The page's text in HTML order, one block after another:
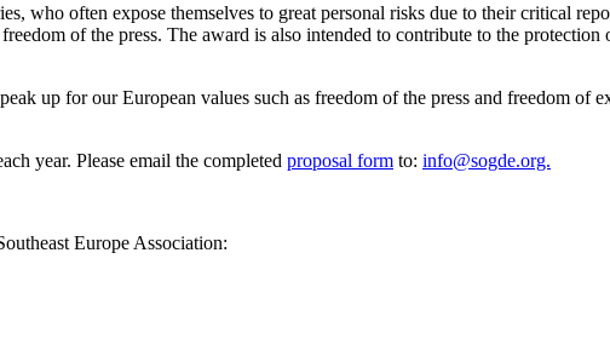
who often expose themselves to great personal risks due to their critical
of the press. The award is also intended to contribute to the
up for our European values such as freedom of the press and freedom of
year. Please email the completed proposal form to: info@sogde.org.
Europe Association: